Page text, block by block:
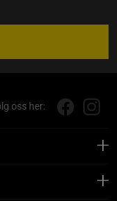
oss her: